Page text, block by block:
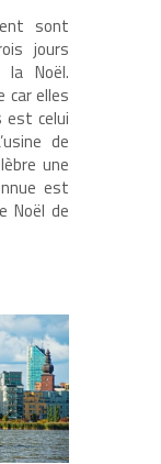
sont
jours
Noël.
car elles
est celui
de
une
est
Noël de